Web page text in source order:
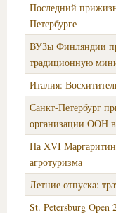
Последний
Петербурге
ВУЗы Финляндии
традиционную
Италия:
Санкт-Петербург
организации ООН
На XVI
агротуризма
Летние отпуска:
St. Petersburg Open